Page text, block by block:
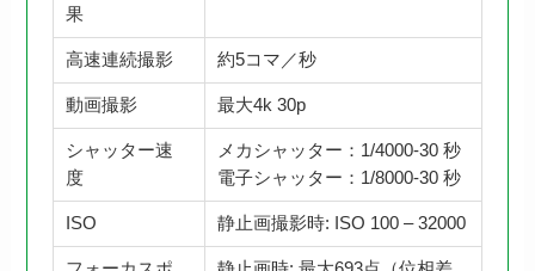
果
高速連続撮影 約5コマ／秒
動画撮影 最大4k 30p
シャッター速
度
メカシャッター：1/4000-30 秒
電子シャッター：1/8000-30 秒
ISO 静止画撮影時: ISO 100 – 32000